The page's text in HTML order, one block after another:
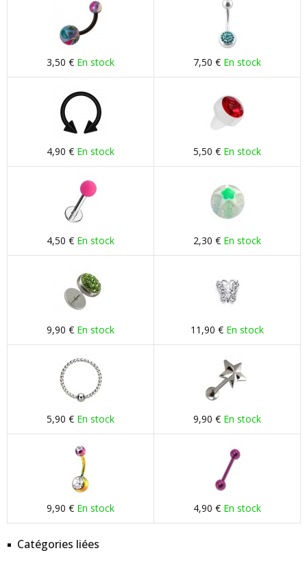
3,50 € En stock 7,50 € En stock
4,90 € En stock 5,50 € En stock
4,50 € En stock 2,30 € En stock
9,90 € En stock 11,90 € En stock
5,90 € En stock 9,90 € En stock
9,90 € En stock 4,90 € En stock
Catégories liées